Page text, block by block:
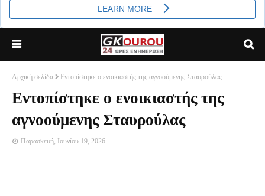
Αρχική σελίδα Εντοπίστηκε ο ενοικιαστής της αγνοούμενης Σταυρούλας
Εντοπίστηκε ο ενοικιαστής της
αγνοούμενης Σταυρούλας
Παρασκευή, Ιουνίου 19, 2026